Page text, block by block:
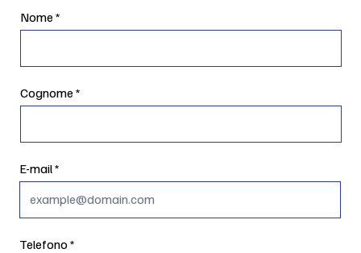
Nome
Cognome
E-mail
Telefono